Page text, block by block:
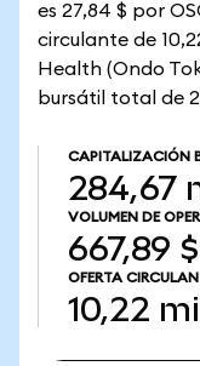
es 27,84 $ por
circulante de
Health (Ondo
bursátil total de
CAPITALIZACIÓN
284,67
VOLUMEN DE
667,89 $
OFERTA
10,22